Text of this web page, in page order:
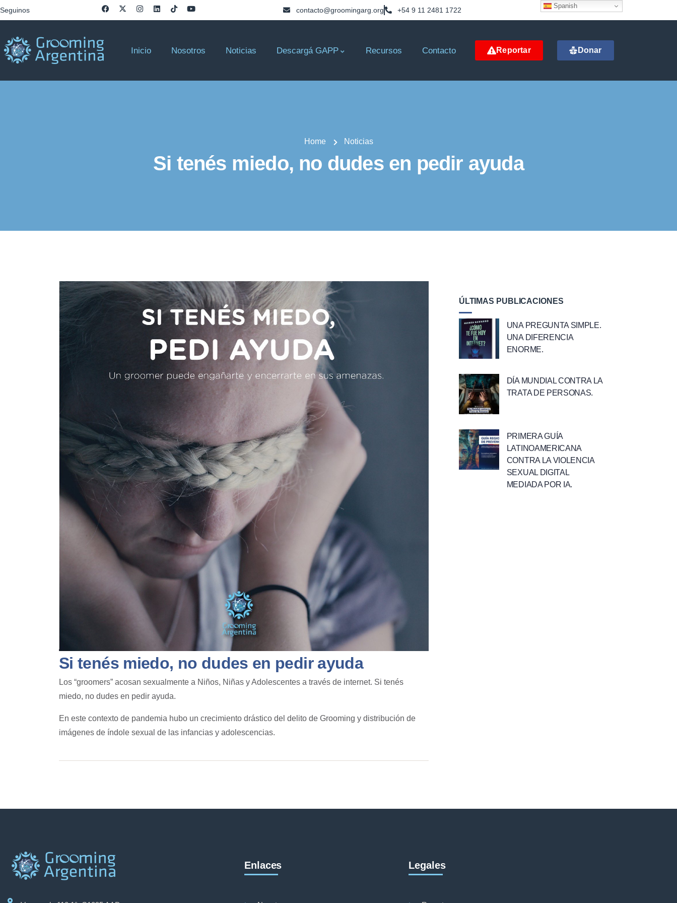
Seguinos contacto@groomingarg.org +54 9 11 2481 1722
Inicio Nosotros Noticias Descargá GAPP Recursos Contacto Reportar Donar
Home Noticias
Si tenés miedo, no dudes en pedir ayuda
Si tenés miedo, no dudes en pedir ayuda
Los “groomers” acosan sexualmente a Niños, Niñas y Adolescentes a través de internet. Si tenés
miedo, no dudes en pedir ayuda.
En este contexto de pandemia hubo un crecimiento drástico del delito de Grooming y distribución de
imágenes de índole sexual de las infancias y adolescencias.
ÚLTIMAS PUBLICACIONES
UNA PREGUNTA SIMPLE.
UNA DIFERENCIA
ENORME.
DÍA MUNDIAL CONTRA LA
TRATA DE PERSONAS.
PRIMERA GUÍA
LATINOAMERICANA
CONTRA LA VIOLENCIA
SEXUAL DIGITAL
MEDIADA POR IA.
Enlaces Legales
Spanish